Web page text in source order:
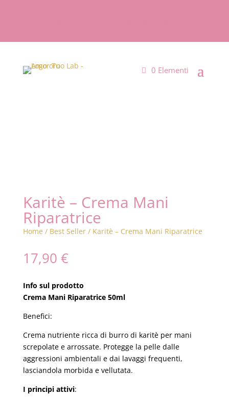
0 Elementi
Karitè – Crema Mani
Riparatrice
Home / Best Seller/ Karitè – Crema Mani Riparatrice
17,90 €
Info sul prodotto
Crema Mani Riparatrice 50ml
Benefici:
Crema nutriente ricca di burro di karitè per mani
screpolate e arrossate. Protegge la pelle dalle
aggressioni ambientali e dai lavaggi frequenti,
lasciandola morbida e vellutata.
I principi attivi: